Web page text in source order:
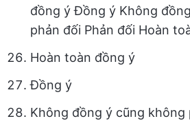
đồng ý Đồng ý Không
phản đối Phản đối Hoàn
Hoàn toàn đồng ý
Đồng ý
Không đồng ý cũng không